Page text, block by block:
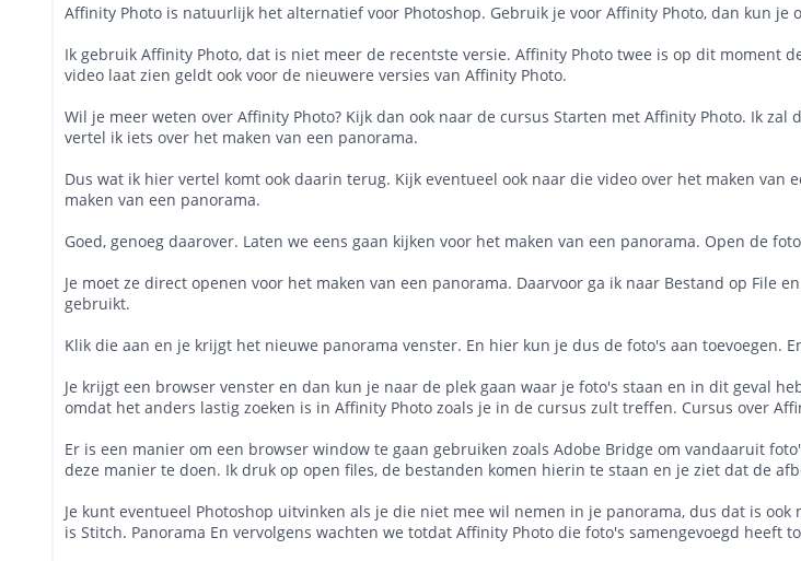
Affinity Photo is natuurlijk het alternatief voor Photoshop. Gebruik je voor Affinity Photo, dan kun
Ik gebruik Affinity Photo, dat is niet meer de recentste versie. Affinity Photo twee is op dit moment
video laat zien geldt ook voor de nieuwere versies van Affinity Photo.
Wil je meer weten over Affinity Photo? Kijk dan ook naar de cursus Starten met Affinity Photo. Ik
vertel ik iets over het maken van een panorama.
Dus wat ik hier vertel komt ook daarin terug. Kijk eventueel ook naar die video over het maken
maken van een panorama.
Goed, genoeg daarover. Laten we eens gaan kijken voor het maken van een panorama. Open de
Je moet ze direct openen voor het maken van een panorama. Daarvoor ga ik naar Bestand op File
gebruikt.
Klik die aan en je krijgt het nieuwe panorama venster. En hier kun je dus de foto's aan toevoegen.
Je krijgt een browser venster en dan kun je naar de plek gaan waar je foto's staan en in dit geval
omdat het anders lastig zoeken is in Affinity Photo zoals je in de cursus zult treffen. Cursus over
Er is een manier om een browser window te gaan gebruiken zoals Adobe Bridge om vandaaruit
deze manier te doen. Ik druk op open files, de bestanden komen hierin te staan en je ziet dat de
Je kunt eventueel Photoshop uitvinken als je die niet mee wil nemen in je panorama, dus dat is
is Stitch. Panorama En vervolgens wachten we totdat Affinity Photo die foto's samengevoegd heeft